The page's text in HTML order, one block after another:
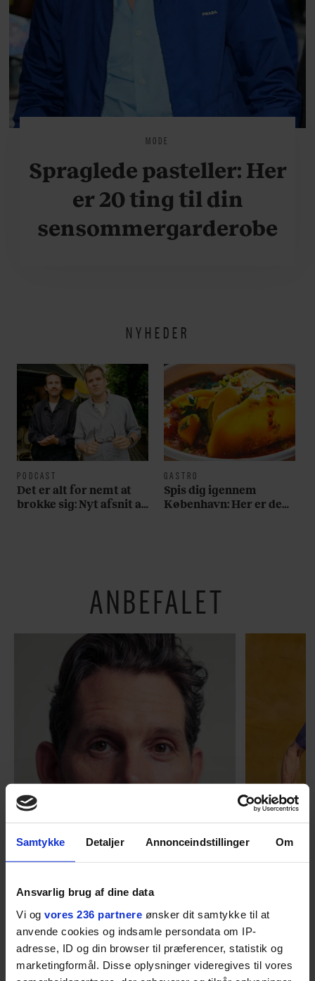
Samtykke Detaljer Annonceindstillinger Om
Ansvarlig brug af dine data
Vi og vores 236 partnere ønsker dit samtykke til at
anvende cookies og indsamle persondata om IP-
adresse, ID og din browser til præferencer, statistik og
marketingformål. Disse oplysninger videregives til vores
MODE
Spraglede pasteller: Her
er 20 ting til din
sensommergarderobe
NYHEDER
PODCAST
Det er alt for nemt at
brokke sig: Nyt afsnit af
GASTRO
Spis dig igennem
København: Her er de
ANBEFALET
MENNESKER
Fra alkohol i
barndomshjemmet til villa
med pool i Nordsjælland: Nu
skal du høre sandheden om
I årevis sang han håbefulde
tabt
drøm:
Torben